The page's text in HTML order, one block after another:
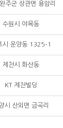
주군 상관면 용암리
수원시 야목동
시 운양동 1325-1
제천시 화산동
KT 제천빌딩
시 산외면 금곡리